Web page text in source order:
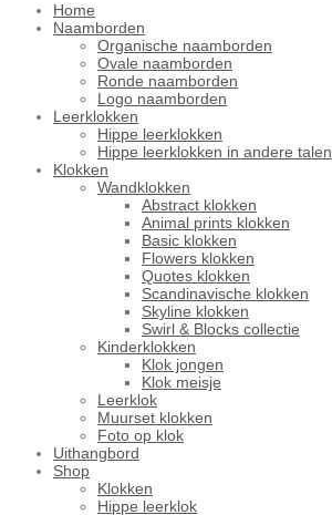
Home
Naamborden
Organische naamborden
Ovale naamborden
Ronde naamborden
Logo naamborden
Leerklokken
Hippe leerklokken
Hippe leerklokken in andere talen
Klokken
Wandklokken
Abstract klokken
Animal prints klokken
Basic klokken
Flowers klokken
Quotes klokken
Scandinavische klokken
Skyline klokken
Swirl & Blocks collectie
Kinderklokken
Klok jongen
Klok meisje
Leerklok
Muurset klokken
Foto op klok
Uithangbord
Shop
Klokken
Hippe leerklok